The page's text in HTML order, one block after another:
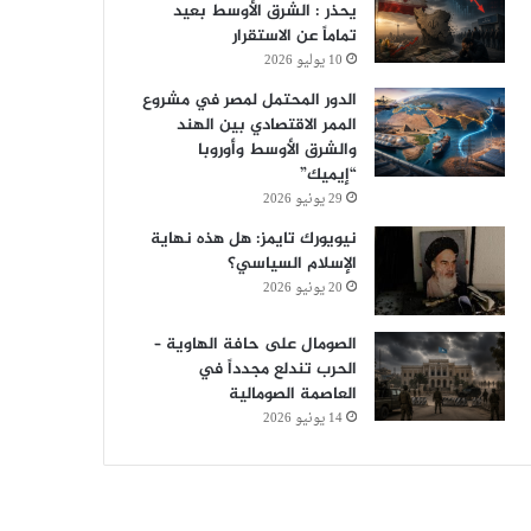
يحذر : الشرق الأوسط بعيد
تماماً عن الاستقرار
10 يوليو 2026
الدور المحتمل لمصر في مشروع
الممر الاقتصادي بين الهند
والشرق الأوسط وأوروبا
“إيميك”
29 يونيو 2026
نيويورك تايمز: هل هذه نهاية
الإسلام السياسي؟
20 يونيو 2026
الصومال على حافة الهاوية –
الحرب تندلع مجدداً في
العاصمة الصومالية
14 يونيو 2026